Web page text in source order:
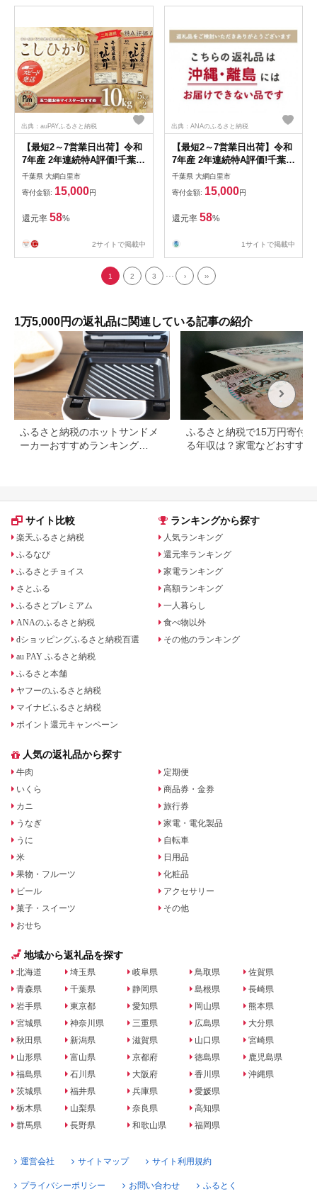
出典：auPAYふるさと納税
【最短2～7営業日出荷】令和
7年産 2年連続特A評価!千葉県
産コシヒカリ10kg（5kg×2
袋） お米 10kg 千葉県産 大
網白里市 コシヒカリ 米 精米
こめ 送料無料 E001
千葉県 大網白里市
寄付金額: 15,000円
還元率 58%
2サイトで掲載中
出典：ANAのふるさと納税
【最短2～7営業日出荷】令和
7年産 2年連続特A評価!千葉県
産コシヒカリ10kg（5kg×2
袋） E001
千葉県 大網白里市
寄付金額: 15,000円
還元率 58%
1サイトで掲載中
1 2 3 › ››
1万5,000円の返礼品に関連している記事の紹介
ふるさと納税のホットサンドメ
ーカーおすすめランキング
ふるさと納税で15万円寄付
る年収は？家電などおすすめ
サイト比較
楽天ふるさと納税
ふるなび
ふるさとチョイス
さとふる
ふるさとプレミアム
ANAのふるさと納税
dショッピングふるさと納税百選
au PAY ふるさと納税
ふるさと本舗
ヤフーのふるさと納税
マイナビふるさと納税
ポイント還元キャンペーン
ランキングから探す
人気ランキング
還元率ランキング
家電ランキング
高額ランキング
一人暮らし
食べ物以外
その他のランキング
人気の返礼品から探す
牛肉
いくら
カニ
うなぎ
うに
米
果物・フルーツ
ビール
菓子・スイーツ
おせち
定期便
商品券・金券
旅行券
家電・電化製品
自転車
日用品
化粧品
アクセサリー
その他
地域から返礼品を探す
北海道
青森県
岩手県
宮城県
秋田県
山形県
福島県
茨城県
栃木県
群馬県
埼玉県
千葉県
東京都
神奈川県
新潟県
富山県
石川県
福井県
山梨県
長野県
岐阜県
静岡県
愛知県
三重県
滋賀県
京都府
大阪府
兵庫県
奈良県
和歌山県
鳥取県
島根県
岡山県
広島県
山口県
徳島県
香川県
愛媛県
高知県
福岡県
佐賀県
長崎県
熊本県
大分県
宮崎県
鹿児島県
沖縄県
運営会社 サイトマップ サイト利用規約
プライバシーポリシー お問い合わせ ふるとく